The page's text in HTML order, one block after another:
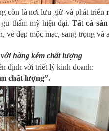
còn là nơi lưu giữ và phát triển
thẩm mỹ hiện đại.Tất cả
vẻ đẹp mộc mạc, sang trọng và
hàng kém chất lượng
định với triết lý kinh doanh:
chất lượng”.